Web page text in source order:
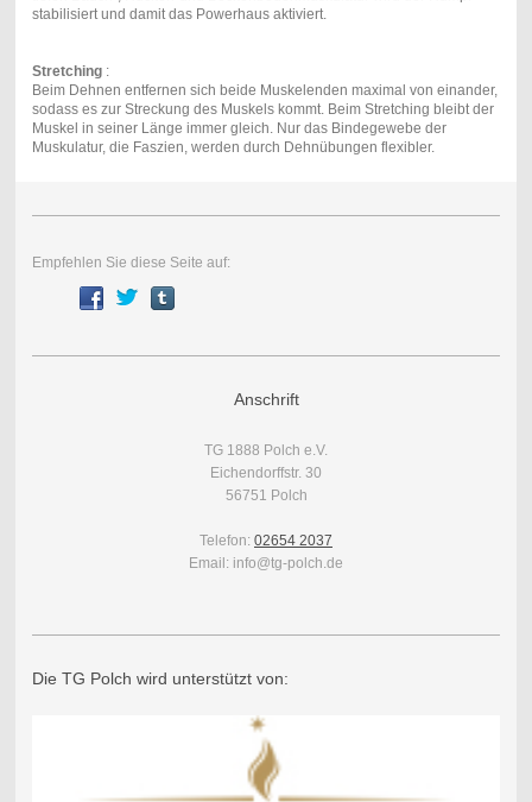
stabilisiert und damit das Powerhaus aktiviert.
Stretching:
Beim Dehnen entfernen sich beide Muskelenden maximal von einander,
sodass es zur Streckung des Muskels kommt. Beim Stretching bleibt der
Muskel in seiner Länge immer gleich. Nur das Bindegewebe der
Muskulatur, die Faszien, werden durch Dehnübungen flexibler.
Empfehlen Sie diese Seite auf:
Anschrift
TG 1888 Polch e.V.
Eichendorffstr. 30
56751 Polch
Telefon: 02654 2037
Email: info@tg-polch.de
Die TG Polch wird unterstützt von: